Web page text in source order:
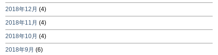
2018年12月 (4)
2018年11月 (4)
2018年10月 (4)
2018年9月 (6)